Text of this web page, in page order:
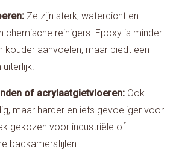
Ze zijn sterk, waterdicht en
chemische reinigers. Epoxy is minder
kouder aanvoelen, maar biedt een
of acrylaatgietvloeren:Ook
maar harder en iets gevoeliger voor
gekozen voor industriële of
badkamerstijlen.